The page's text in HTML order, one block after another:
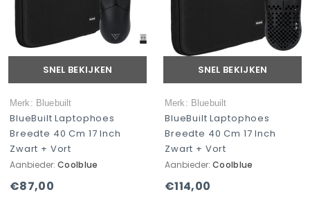
SNEL BEKIJKEN
Merk: Bluebuilt
BlueBuilt Laptophoes
Breedte 40 Cm 17 Inch
Zwart + Vort
Aanbieder: Coolblue
€87,00
SNEL BEKIJKEN
Merk: Bluebuilt
BlueBuilt Laptophoes
Breedte 40 Cm 17 Inch
Zwart + Vort
Aanbieder: Coolblue
€114,00